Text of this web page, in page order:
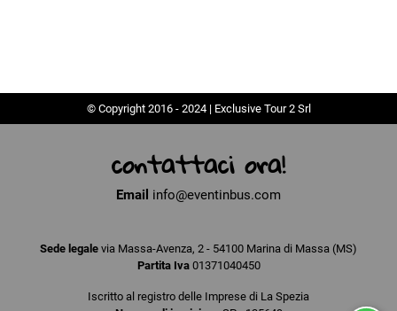
© Copyright 2016 - 2024 | Exclusive Tour 2 Srl
contattaci ora!
Email info@eventinbus.com
Sede legale via Massa-Avenza, 2 - 54100 Marina di Massa (MS)
Partita Iva01371040450
Iscritto al registro delle Imprese di La Spezia